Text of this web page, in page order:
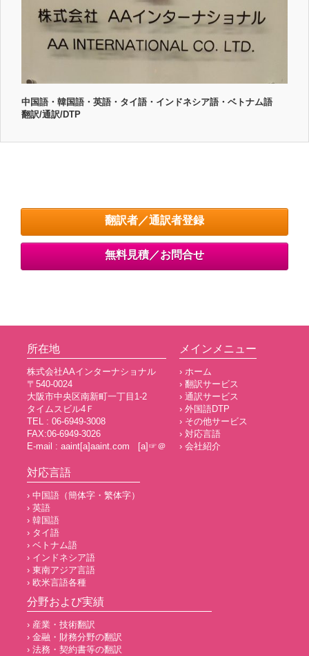
中国語・韓国語・英語・タイ語・インドネシア語・ベトナム語
翻訳/通訳/DTP
翻訳者／通訳者登録
無料見積／お問合せ
所在地
株式会社AAインターナショナル
〒540-0024
大阪市中央区南新町一丁目1-2
タイムスビル4Ｆ
TEL : 06-6949-3008
FAX:06-6949-3026
E-mail : aaint[a]aaint.com [a]☞＠
メインメニュー
› ホーム
› 翻訳サービス
› 通訳サービス
› 外国語DTP
› その他サービス
› 対応言語
› 会社紹介
対応言語
› 中国語（簡体字・繁体字）
› 英語
› 韓国語
› タイ語
› ベトナム語
› インドネシア語
› 東南アジア言語
› 欧米言語各種
分野および実績
› 産業・技術翻訳
› 金融・財務分野の翻訳
› 法務・契約書等の翻訳